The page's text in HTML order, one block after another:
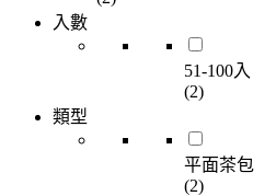
入數
51-100入
(2)
類型
平面茶包
(2)